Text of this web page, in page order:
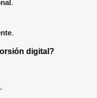
.
.
digital?
.